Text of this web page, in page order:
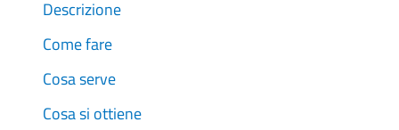
Descrizione
Come fare
Cosa serve
Cosa si ottiene